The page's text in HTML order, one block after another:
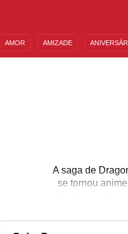
AMOR AMIZADE
A saga de
se tornou
Dragão (as
comemoração